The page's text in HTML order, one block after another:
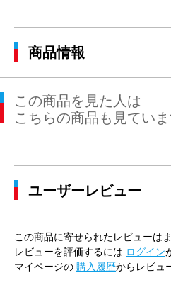
商品情報
この商品を見た人は
こちらの商品も見てい
ユーザーレビュー
この商品に寄せられたレビューは
レビューを評価するには ログイン
マイページの 購入履歴からレビュ